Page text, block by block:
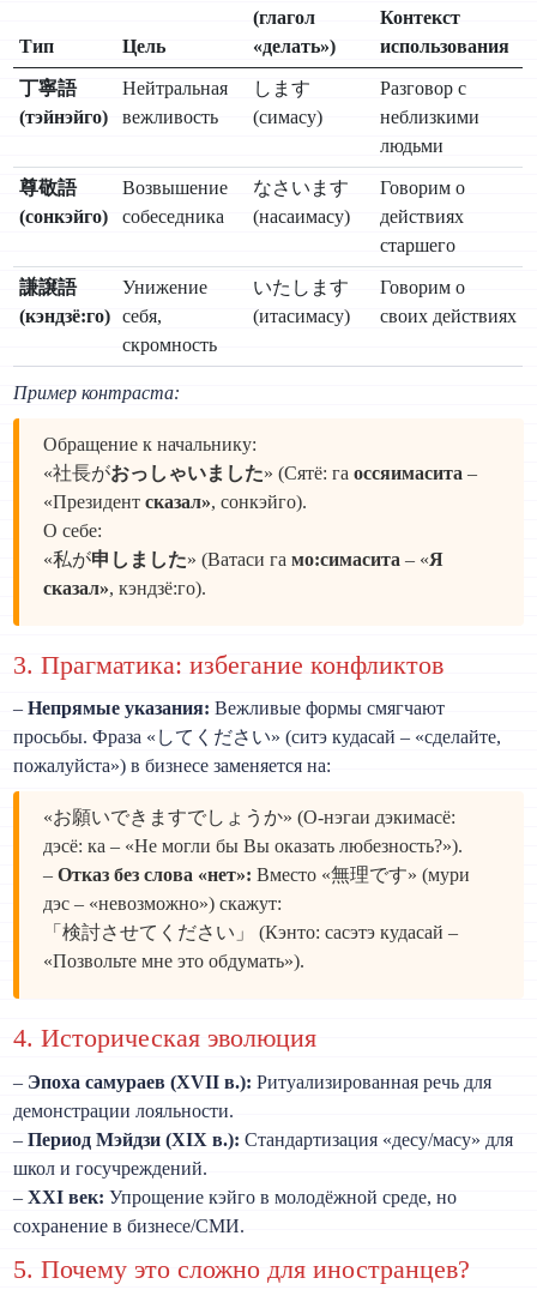
Тип Цель
(глагол
«делать»)
Контекст
использования
丁寧語
(тэйнэйго)
Нейтральная
вежливость
します
(симасу)
Разговор с
неблизкими
людьми
尊敬語
(сонкэйго)
Возвышение
собеседника
なさいます
(насаимасу)
Говорим о
действиях
старшего
謙譲語
(кэндзё:го)
Унижение
себя,
скромность
いたします
(итасимасу)
Говорим о
своих действиях
Пример контраста:
Обращение к начальнику:
«社長がおっしゃいました» (Сятё: гаоссяимасита –
«Президентсказал», сонкэйго).
О себе:
«私が申しました» (Ватаси гамо:симасита – «Я
сказал», кэндзё:го).
3. Прагматика: избегание конфликтов
–Непрямые указания: Вежливые формы смягчают
просьбы. Фраза «してください» (ситэ кудасай – «сделайте,
пожалуйста») в бизнесе заменяется на:
«お願いできますでしょうか» (О-нэгаи дэкимасё:
дэсё: ка – «Не могли бы Вы оказать любезность?»).
–Отказ без слова «нет»: Вместо «無理です» (мури
дэс – «невозможно») скажут:
「検討させてください」 (Кэнто: сасэтэ кудасай –
«Позвольте мне это обдумать»).
4. Историческая эволюция
– Эпоха самураев (XVII в.): Ритуализированная речь для
демонстрации лояльности.
–Период Мэйдзи (XIX в.): Стандартизация «десу/масу» для
школ и госучреждений.
–XXI век: Упрощение кэйго в молодёжной среде, но
сохранение в бизнесе/СМИ.
5. Почему это сложно для иностранцев?